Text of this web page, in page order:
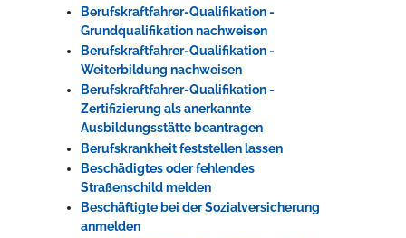
Berufskraftfahrer-Qualifikation -
Grundqualifikation nachweisen
Berufskraftfahrer-Qualifikation -
Weiterbildung nachweisen
Berufskraftfahrer-Qualifikation -
Zertifizierung als anerkannte
Ausbildungsstätte beantragen
Berufskrankheit feststellen lassen
Beschädigtes oder fehlendes
Straßenschild melden
Beschäftigte bei der Sozialversicherung
anmelden